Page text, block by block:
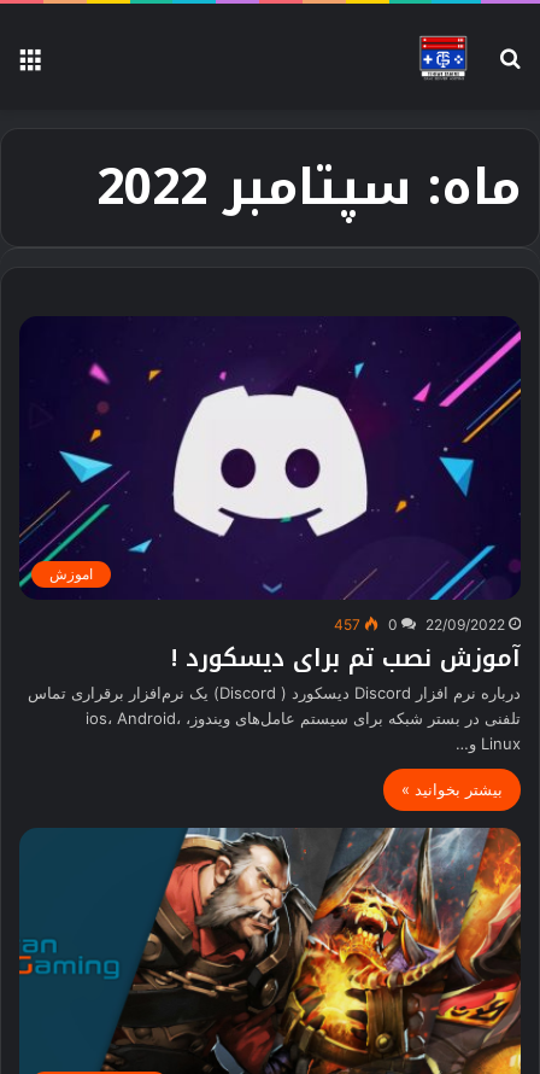
جستجو
ماه: سپتامبر 2022
اموزش
22/09/2022
0
457
آموزش نصب تم برای دیسکورد !
درباره نرم افزار Discord دیسکورد ( Discord) یک نرم‌افزار برقراری تماس
تلفنی در بستر شبکه برای سیستم عامل‌های ویندوز، ios، Android،
Linux و…
بیشتر بخوانید »